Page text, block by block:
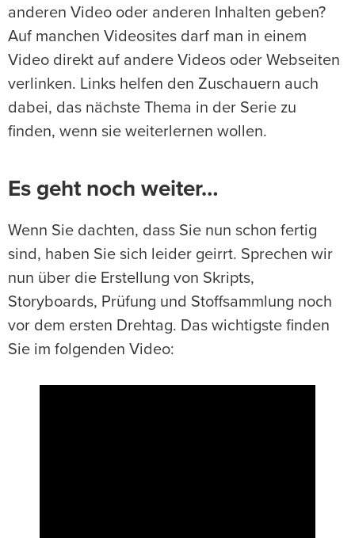
anderen Video oder anderen Inhalten geben?
Auf manchen Videosites darf man in einem
Video direkt auf andere Videos oder Webseiten
verlinken. Links helfen den Zuschauern auch
dabei, das nächste Thema in der Serie zu
finden, wenn sie weiterlernen wollen.
Es geht noch weiter…
Wenn Sie dachten, dass Sie nun schon fertig
sind, haben Sie sich leider geirrt. Sprechen wir
nun über die Erstellung von Skripts,
Storyboards, Prüfung und Stoffsammlung noch
vor dem ersten Drehtag. Das wichtigste finden
Sie im folgenden Video: